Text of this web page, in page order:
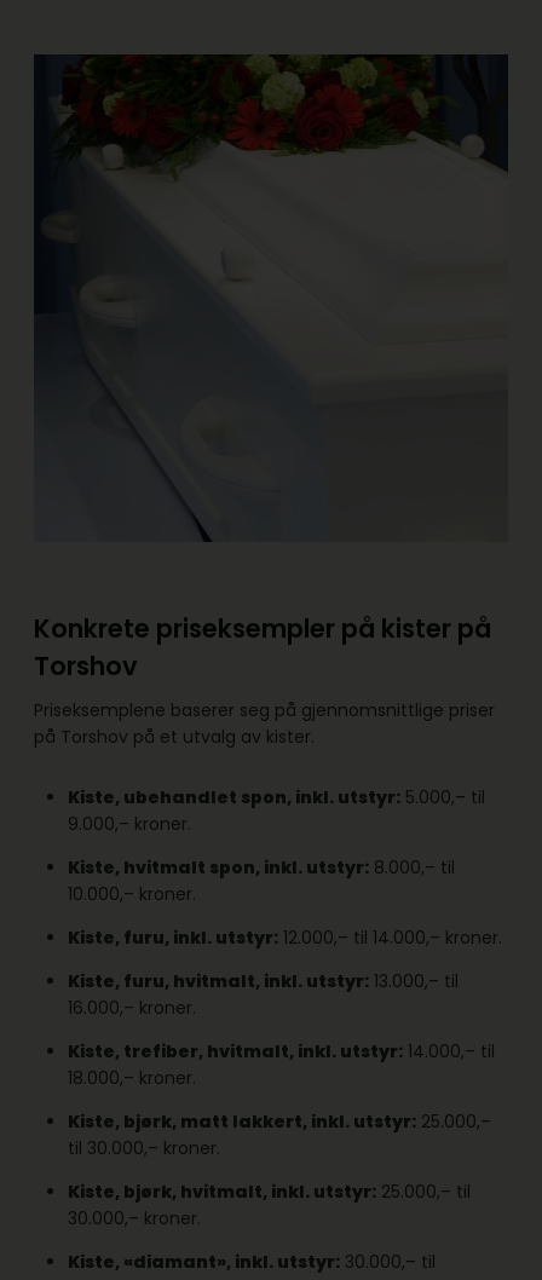
Konkrete priseksempler på kister på
Torshov
Priseksemplene baserer seg på gjennomsnittlige priser
på Torshov på et utvalg av kister.
Kiste, ubehandlet spon, inkl. utstyr: 5.000,– til
9.000,– kroner.
Kiste, hvitmalt spon, inkl. utstyr: 8.000,– til
10.000,– kroner.
Kiste, furu, inkl. utstyr: 12.000,– til 14.000,– kroner.
Kiste, furu, hvitmalt, inkl. utstyr: 13.000,– til
16.000,– kroner.
Kiste, trefiber, hvitmalt, inkl. utstyr: 14.000,– til
18.000,– kroner.
Kiste, bjørk, matt lakkert, inkl. utstyr: 25.000,–
til 30.000,– kroner.
Kiste, bjørk, hvitmalt, inkl. utstyr: 25.000,– til
30.000,– kroner.
Kiste, «diamant», inkl. utstyr: 30.000,– til